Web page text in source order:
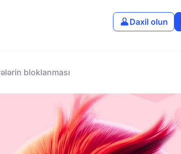
Daxil olun
bloklanması